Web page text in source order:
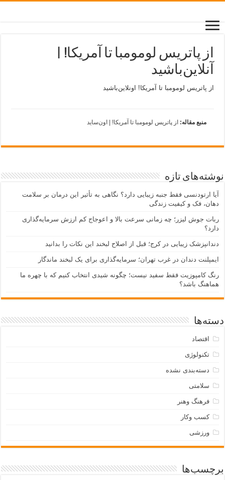
از پاتریس لومومبا تا آمریکا! |
آنلاین‌باشید
از پاتریس لومومبا تا آمریکا! اونلاین‌باشید
منبع مقاله:از پاتریس لومومبا تا آمریکا! | اون‌ساید
نوشته‌های تازه
آیا ارتودنسی فقط جنبه زیبایی دارد؟ نگاهی به تأثیر این درمان بر سلامت
دهان، فک و کیفیت زندگی
ربات جوش لیزر؛ چه زمانی سرعت بالا و اعوجاج کم ارزش سرمایه‌گذاری
دارد؟
دندانپزشک زیبایی در کرج؛ قبل از اصلاح لبخند این نکات را بدانید
ایمپلنت دندان در غرب تهران؛ سرمایه‌گذاری برای یک لبخند ماندگار
رنگ کامپوزیت فقط سفید نیست؛ چگونه شیدی انتخاب کنیم که با چهره ما
هماهنگ باشد؟
دسته‌ها
اقتصاد
تکنولوژی
دسته‌بندی نشده
سلامتی
فرهنگ وهنر
کسب وکار
ورزشی
برچسب‌ها